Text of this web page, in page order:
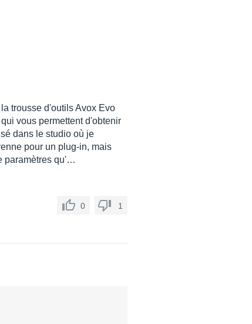
trousse d'outils Avox Evo
vous permettent d'obtenir
dans le studio où je
pour un plug-in, mais
paramètres qu'…
0 1